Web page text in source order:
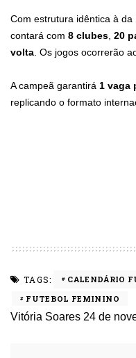
Com estrutura idêntica à
contará com 8 clubes 20
volta . Os jogos ocorrerão
A campeã garantirá 1 vaga
replicando o formato
TAGS: CALENDÁRIO
FUTEBOL FEMININO
Vitória Soares 24 de